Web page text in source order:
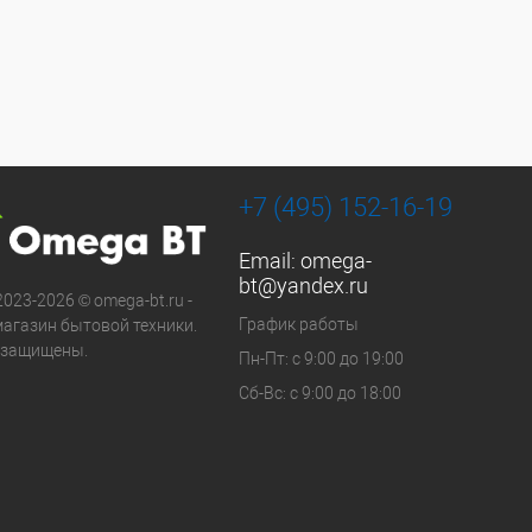
2026 © omega-bt.ru -
бытовой техники.
+7 (495) 152-16-19
Email: omega-
bt@yandex.ru
График работы
Пн-Пт: с 9:00 до 19:00
Сб-Вс: с 9:00 до 18:00